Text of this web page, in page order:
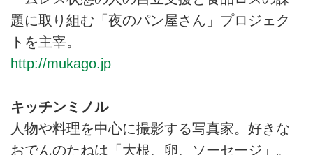
題に取り組む「夜のパン屋さん」プロジェク
トを主宰。
http://mukago.jp
キッチンミノル
人物や料理を中心に撮影する写真家。好きな
おでんのたねは「大根、卵、ソーセージ」。